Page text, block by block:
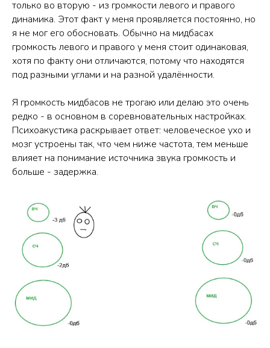
только во вторую - из громкости левого и правого
динамика. Этот факт у меня проявляется постоянно, но
я не мог его обосновать. Обычно на мидбасах
громкость левого и правого у меня стоит одинаковая,
хотя по факту они отличаются, потому что находятся
под разными углами и на разной удалённости.
Я громкость мидбасов не трогаю или делаю это очень
редко - в основном в соревновательных настройках.
Психоакустика раскрывает ответ: человеческое ухо и
мозг устроены так, что чем ниже частота, тем меньше
влияет на понимание источника звука громкость и
больше - задержка.